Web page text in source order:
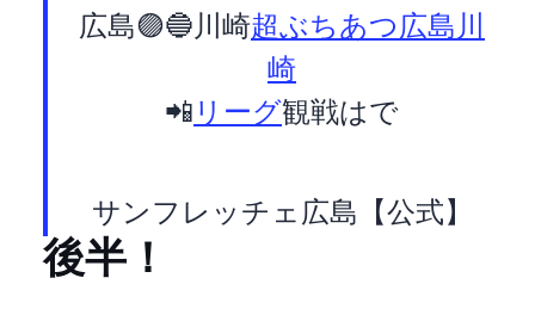
広島🟣 0-0 🔵川崎F#超ぶちあつ #広島川
崎F
📲 #Jリーグ観戦はで
— サンフレッチェ広島【公式】 (@sanfrecce_SFC)
後半！